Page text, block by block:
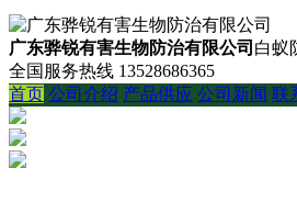
广东骅锐有害生物防治有限公司 白蚁
全国服务热线 13528686365
首页 公司介绍 产品供应 公司新闻 联